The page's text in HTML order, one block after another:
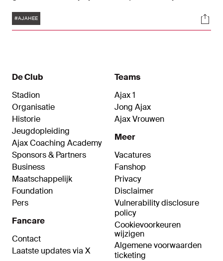
0 in de eigen Johan Cruijff ArenA, mede dankzij
de assist van Godts, die zijn stempel drukte op
Tags
#AJAHEE
De Club
Stadion
Organisatie
Historie
Jeugdopleiding
Ajax Coaching Academy
Sponsors & Partners
Business
Maatschappelijk
Foundation
Pers
Fancare
Contact
Laatste updates via X
Teams
Ajax 1
Jong Ajax
Ajax Vrouwen
Meer
Vacatures
Fanshop
Privacy
Disclaimer
Vulnerability disclosure
policy
Cookievoorkeuren
wijzigen
Algemene voorwaarden
ticketing